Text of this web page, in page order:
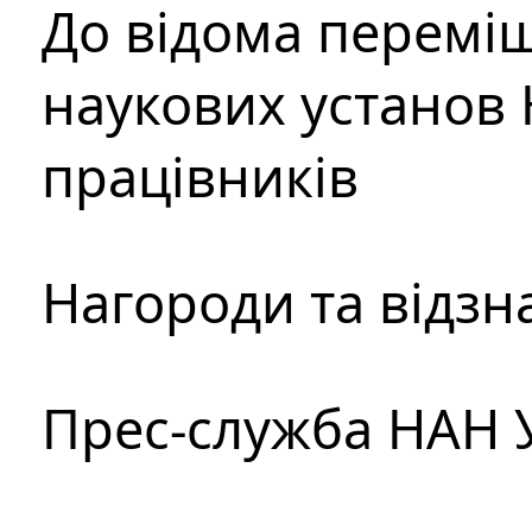
До відома
наукових установ
працівників
Нагороди та
Прес-служба НАН